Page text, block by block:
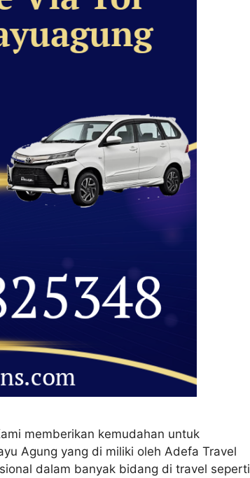
memberikan kemudahan untuk
Agung yang di miliki oleh Adefa Travel
dalam banyak bidang di travel seperti